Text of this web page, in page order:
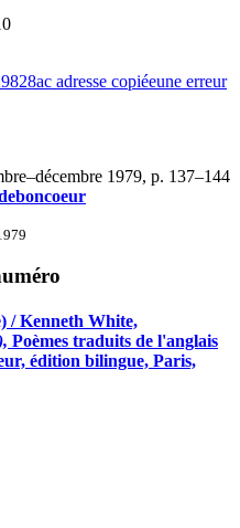
adresse copiéeune erreur
1979, p. 137–144
/ Kenneth White,
Poèmes traduits de l'anglais
édition bilingue, Paris,